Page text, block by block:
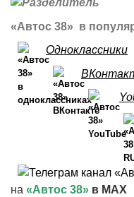
«Автос 38» в
Одноклассники
на «Автос 38» в MAX